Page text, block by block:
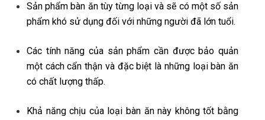
Sản phẩm bàn ăn tùy từng loại và sẽ có một số sản
phẩm khó sử dụng đối với những người đã lớn tuổi.
Các tính năng của sản phẩm cần được bảo quản
một cách cẩn thận và đặc biệt là những loại bàn ăn
có chất lượng thấp.
Khả năng chịu của loại bàn ăn này không tốt bằng